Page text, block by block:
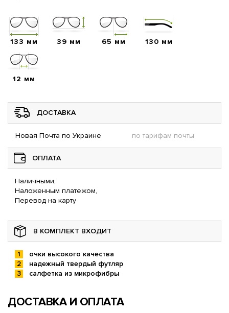
133 мм 39 мм 65 мм 130 мм
12 мм
ДОСТАВКА
Новая Почта по Украине по тарифам почты
ОПЛАТА
Наличными,
Наложенным платежом,
Перевод на карту
В КОМПЛЕКТ ВХОДИТ
очки высокого качества
надежный твердый футляр
салфетка из микрофибры
ДОСТАВКА И ОПЛАТА